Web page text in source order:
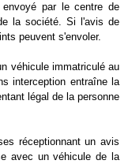
par le centre de
la société. Si l'avis de
peuvent s'envoler.
véhicule immatriculé au
interception entraîne la
légal de la personne
réceptionnant un avis
avec un véhicule de la